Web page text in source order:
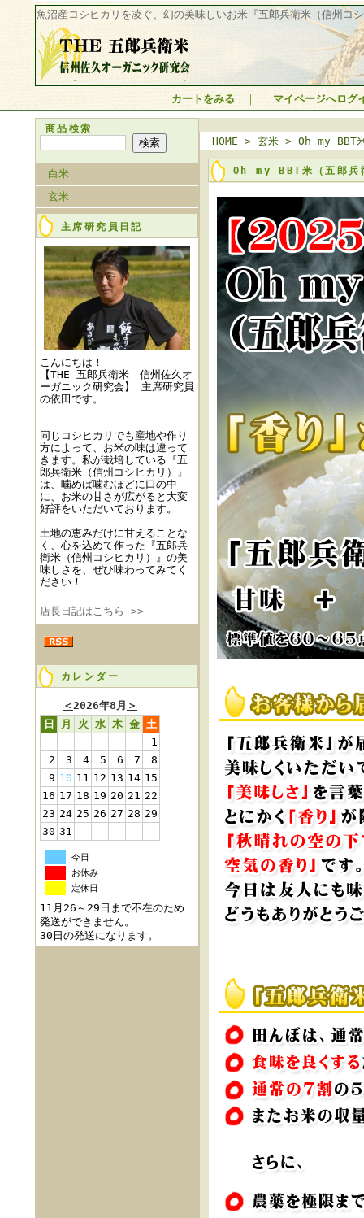
魚沼産コシヒカリを凌
ぐ、幻の美味しいお米
『五郎兵衛米（信州コ
シヒカリ）』 THE 五
郎兵衛米 信州佐久オ
ーガニック研究会
魚沼産コシヒカリを凌ぐ、幻の美味しいお米『五郎兵衛米（信州コ
カートをみる ｜ マイページへログ
商品検索
白米
玄米
主席研究員日記
こんにちは！
【THE 五郎兵衛米 信州佐久オ
ーガニック研究会】 主席研究員
の依田です。
同じコシヒカリでも産地や作り
方によって、お米の味は違って
きます。私が栽培している『五
郎兵衛米（信州コシヒカリ）』
は、噛めば噛むほどに口の中
に、お米の甘さが広がると大変
好評をいただいております。
土地の恵みだけに甘えることな
く、心を込めて作った『五郎兵
衛米（信州コシヒカリ）』の美
味しさを、ぜひ味わってみてく
ださい！
店長日記はこちら >>
カレンダー
＜2026年8月 ＞
日
月 火 水 木 金 土
1
2
3 4 5 6 7
8
9 10 11 12 13 14 15
16 17 18 19 20 21 22
23 24 25 26 27 28 29
30 31
今日
お休み
定休日
11月26～29日まで不在のため
発送ができません。
30日の発送になります。
HOME > 玄米 > Oh my BBT
Oh my BBT米（五郎兵